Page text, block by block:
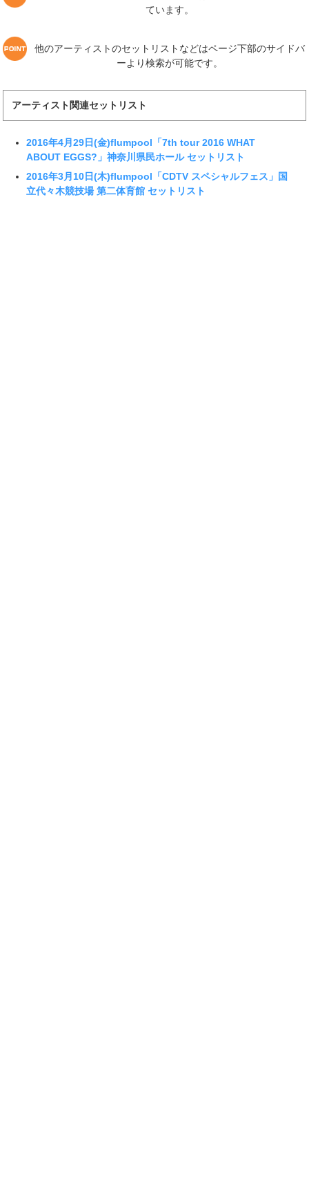
ています。
他のアーティストのセットリストなどはページ下部のサイドバ
ーより検索が可能です。
アーティスト関連セットリスト
2016年4月29日(金)flumpool「7th tour 2016 WHAT
ABOUT EGGS?」神奈川県民ホール セットリスト
2016年3月10日(木)flumpool「CDTV スペシャルフェス」国
立代々木競技場 第二体育館 セットリスト